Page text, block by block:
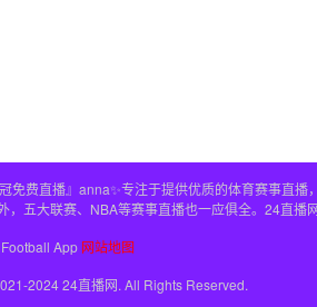
免费直播』anna✨专注于提供优质的体育赛事直
，五大联赛、NBA等赛事直播也一应俱全。24直播
App 网站地图
2024 24直播网. All Rights Reserved.